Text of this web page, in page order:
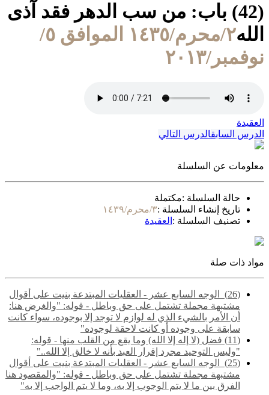
(42) باب: من سب الدهر فقد آذى
الله
٢/محرم/١٤٣٥ الموافق ٥/
نوفمبر/٢٠١٣
العقيدة
الدرس السابقالدرس التالي
معلومات عن السلسلة
حالة السلسلة :مكتملة
تاريخ إنشاء السلسلة :٣/محرم/١٤٣٩
تصنيف السلسلة : العقيدة
مواد ذات صلة
(26) ‌‌ الوجه السابع عشر - العقليات المبتدعة بنيت على أقوال
مشتبهة مجملة تشتمل على حق وباطل - قوله: "والغرض هنا:
أن الأمر بالشيء الذي له لوازم لا توجد إلا بوجوده، سواء كانت
سابقة على وجوده أو كانت لاحقة لوجوده"
(11) فضل (لا إله إلا الله) وما يقع من القلب منها - قوله:
"وليس التوحيد مجرد إقرار العبد بأنه لا خالق إلا الله.."
(25) ‌‌ الوجه السابع عشر - العقليات المبتدعة بنيت على أقوال
مشتبهة مجملة تشتمل على حق وباطل - قوله: "والمقصود هنا
الفرق بين ما لا يتم الوجوب إلا به، وما لا يتم الواجب إلا به"